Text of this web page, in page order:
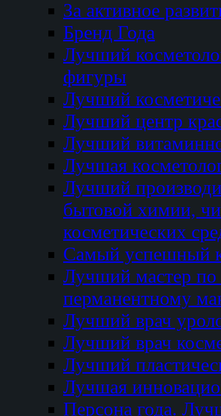
За активное
Бренд Года
Лучший
фигуры
Лучший
Лучший центр
Лучший
Лучшая
Лучший
бытовой химии,
косметических
Самый успешный
Лучший мастер по
перманентному
Лучший врач
Лучший врач
Лучший
Лучшая
Персона года.